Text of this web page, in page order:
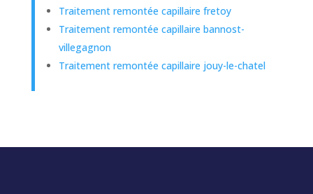
Traitement remontée capillaire fretoy
Traitement remontée capillaire bannost-
villegagnon
Traitement remontée capillaire jouy-le-chatel